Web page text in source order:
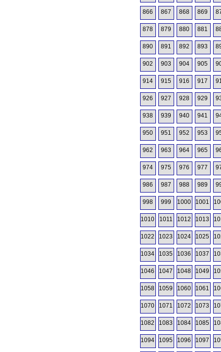
866 867 868 869
878 879 880 881
890 891 892 893
902 903 904 905
914 915 916 917
926 927 928 929
938 939 940 941
950 951 952 953
962 963 964 965
974 975 976 977
986 987 988 989
998 999 1000 1001
1010 1011 1012 1013
1022 1023 1024 1025
1034 1035 1036 1037
1046 1047 1048 1049
1058 1059 1060 1061
1070 1071 1072 1073
1082 1083 1084 1085
1094 1095 1096 1097